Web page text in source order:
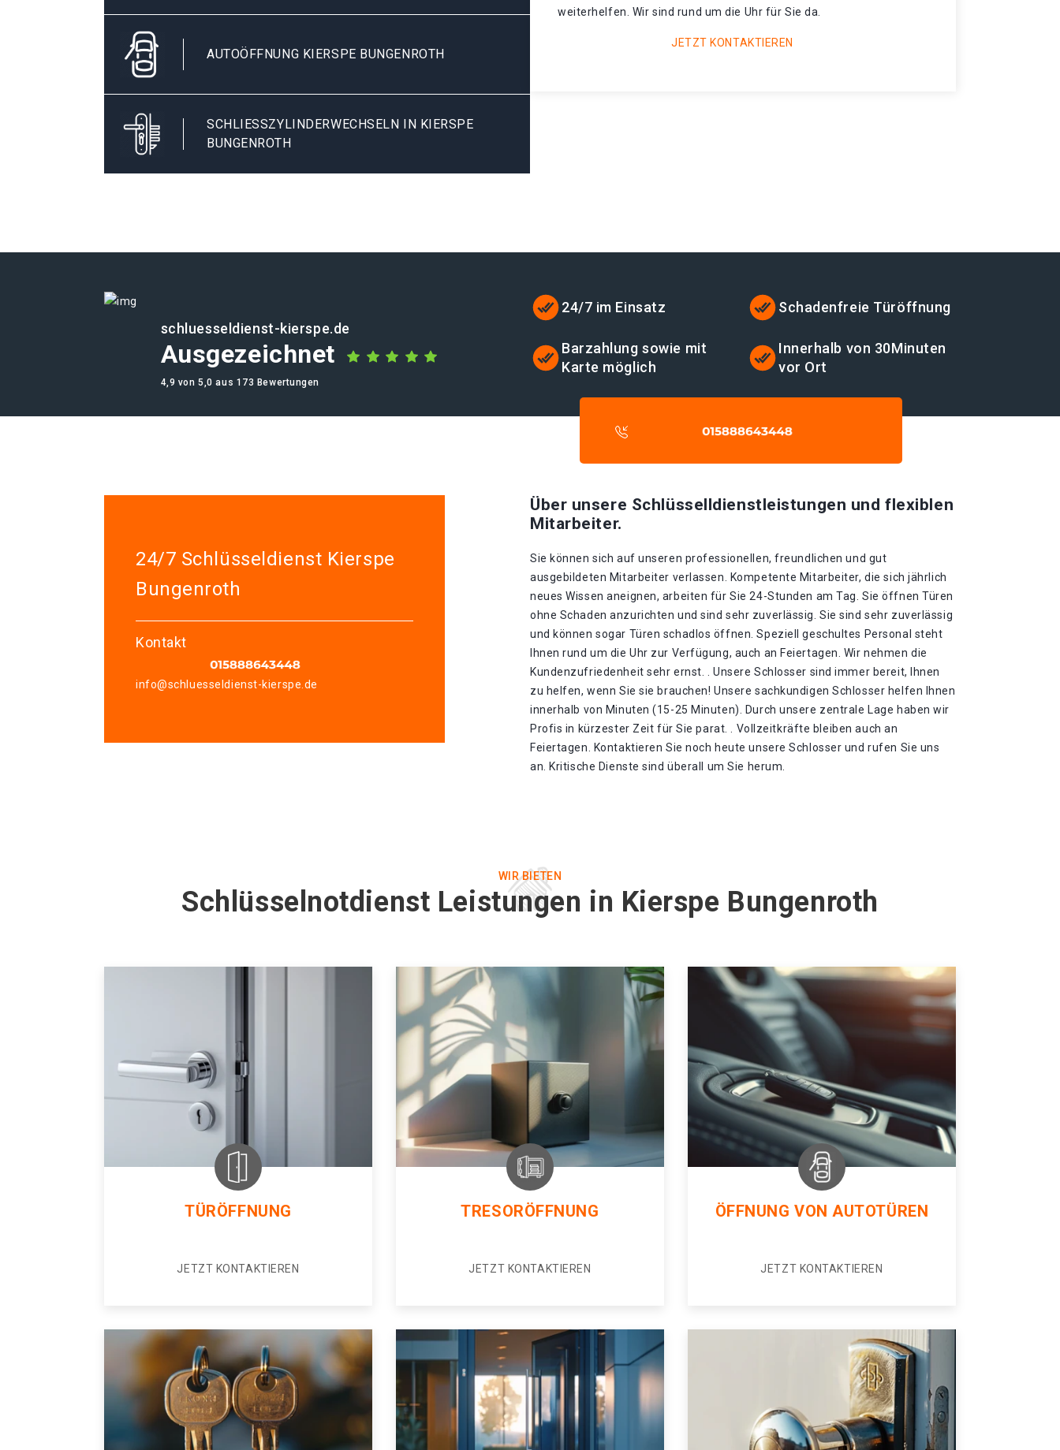
AUTOÖFFNUNG KIERSPE BUNGENROTH
SCHLIESSZYLINDERWECHSELN IN KIERSPE B
UNGENROTH
weiterhelfen. Wir sind rund um die Uhr für Sie da.
JETZT KONTAKTIEREN
schluesseldienst-kierspe.de
Ausgezeichnet
4,9 von 5,0 aus 173 Bewertungen
24/7 im Einsatz Schadenfreie Türöffnung
Barzahlung sowie mit
Karte möglich
Innerhalb von 30Minuten
vor Ort
24/7 Schlüsseldienst Kierspe
Bungenroth
Kontakt
info@schluesseldienst-kierspe.de
Über unsere Schlüsselldienstleistungen und flexiblen
Mitarbeiter.
Sie können sich auf unseren professionellen, freundlichen und gut
ausgebildeten Mitarbeiter verlassen. Kompetente Mitarbeiter, die sich jährlich
neues Wissen aneignen, arbeiten für Sie 24-Stunden am Tag. Sie öffnen Türen
ohne Schaden anzurichten und sind sehr zuverlässig. Sie sind sehr zuverlässig
und können sogar Türen schadlos öffnen. Speziell geschultes Personal steht
Ihnen rund um die Uhr zur Verfügung, auch an Feiertagen. Wir nehmen die
Kundenzufriedenheit sehr ernst. . Unsere Schlosser sind immer bereit, Ihnen
zu helfen, wenn Sie sie brauchen! Unsere sachkundigen Schlosser helfen Ihnen
innerhalb von Minuten (15-25 Minuten). Durch unsere zentrale Lage haben wir
Profis in kürzester Zeit für Sie parat. . Vollzeitkräfte bleiben auch an
Feiertagen. Kontaktieren Sie noch heute unsere Schlosser und rufen Sie uns
an. Kritische Dienste sind überall um Sie herum.
WIR BIETEN
Schlüsselnotdienst Leistungen in Kierspe Bungenroth
TÜRÖFFNUNG
JETZT KONTAKTIEREN
TRESORÖFFNUNG
JETZT KONTAKTIEREN
ÖFFNUNG VON AUTOTÜREN
JETZT KONTAKTIEREN